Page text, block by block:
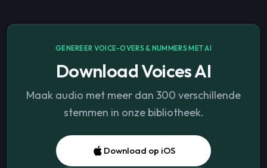
GENEREER VOICE-OVERS & NUMMERS MET AI
Download Voices AI
Maak audio met meer dan 300 verschillende
stemmen in onze bibliotheek.
Download op iOS